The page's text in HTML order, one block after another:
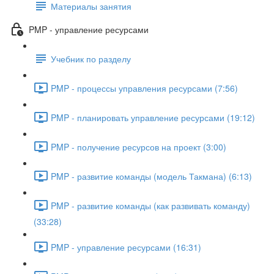
Материалы занятия
PMP - управление ресурсами
Учебник по разделу
PMP - процессы управления ресурсами (7:56)
PMP - планировать управление ресурсами (19:12)
PMP - получение ресурсов на проект (3:00)
PMP - развитие команды (модель Такмана) (6:13)
PMP - развитие команды (как развивать команду)
(33:28)
PMP - управление ресурсами (16:31)